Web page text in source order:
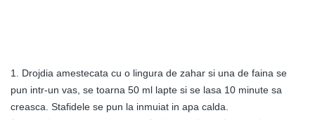
1. Drojdia amestecata cu o lingura de zahar si una de faina se
pun intr-un vas, se toarna 50 ml lapte si se lasa 10 minute sa
creasca. Stafidele se pun la inmuiat in apa calda.